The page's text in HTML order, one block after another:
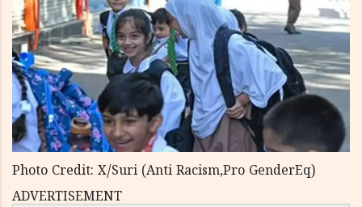
Photo Credit: X/Suri (Anti Racism,Pro GenderEq)
ADVERTISEMENT